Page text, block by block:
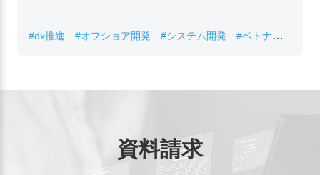
#dx推進 #オフショア開発 #システム開発
#ベトナムIT
資料請求